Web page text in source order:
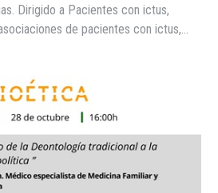
Dirigido a Pacientes con ictus,
de pacientes con ictus,…